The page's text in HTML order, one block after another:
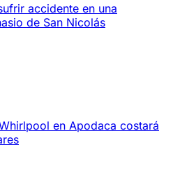
accidente en una
de San Nicolás
en Apodaca costará